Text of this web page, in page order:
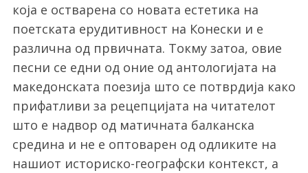
која е остварена со новата естетика на
поетската ерудитивност на Конески и е
различна од првичната. Токму затоа, овие
песни се едни од оние од антологијата на
македонската поезија што се потврдија како
прифатливи за рецепцијата на читателот
што е надвор од матичната балканска
средина и не е оптоварен од одликите на
нашиот историско-географски контекст, а
S
e
r
c
h
f